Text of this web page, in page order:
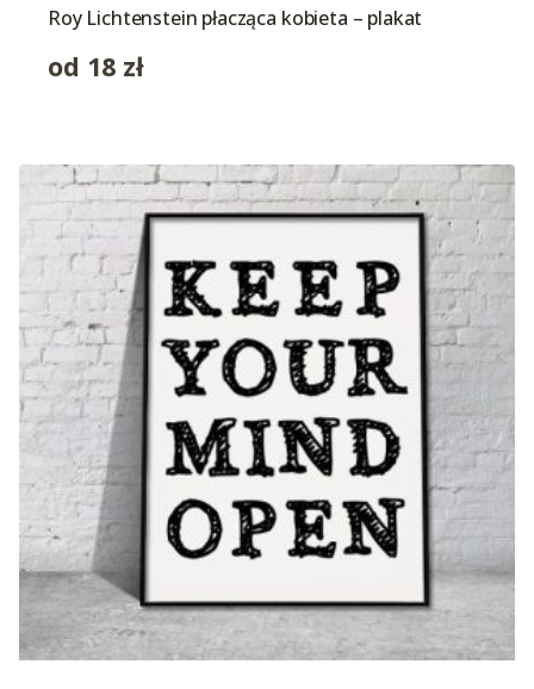
Roy Lichtenstein płacząca kobieta – plakat
od 18 zł